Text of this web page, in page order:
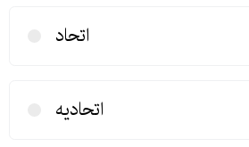
اتحاد
اتحادیه